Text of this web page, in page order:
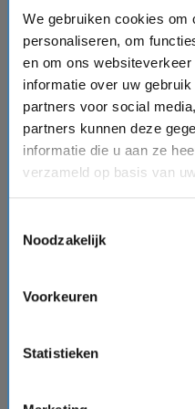
We gebruiken cookies om
personaliseren, om
en om ons
informatie over uw
partners voor social
partners kunnen deze
informatie die u aan ze
verzameld op basis van
Noodzakelijk
Voorkeuren
Statistieken
schedule9 dagen place West-
Vaarroute:
Palermo, Napels, Dag op
Barcelona
directions_boat +
#Familiecruises